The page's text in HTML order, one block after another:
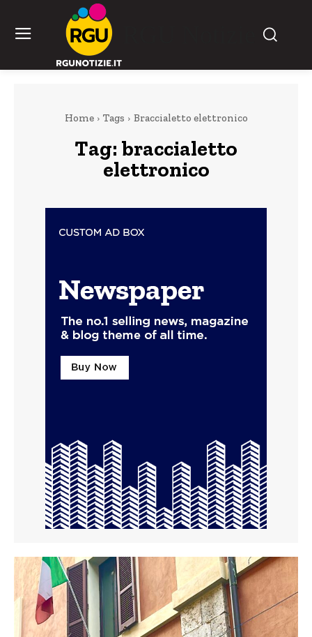
Home Tags Braccialetto elettronico
Tag: braccialetto
elettronico